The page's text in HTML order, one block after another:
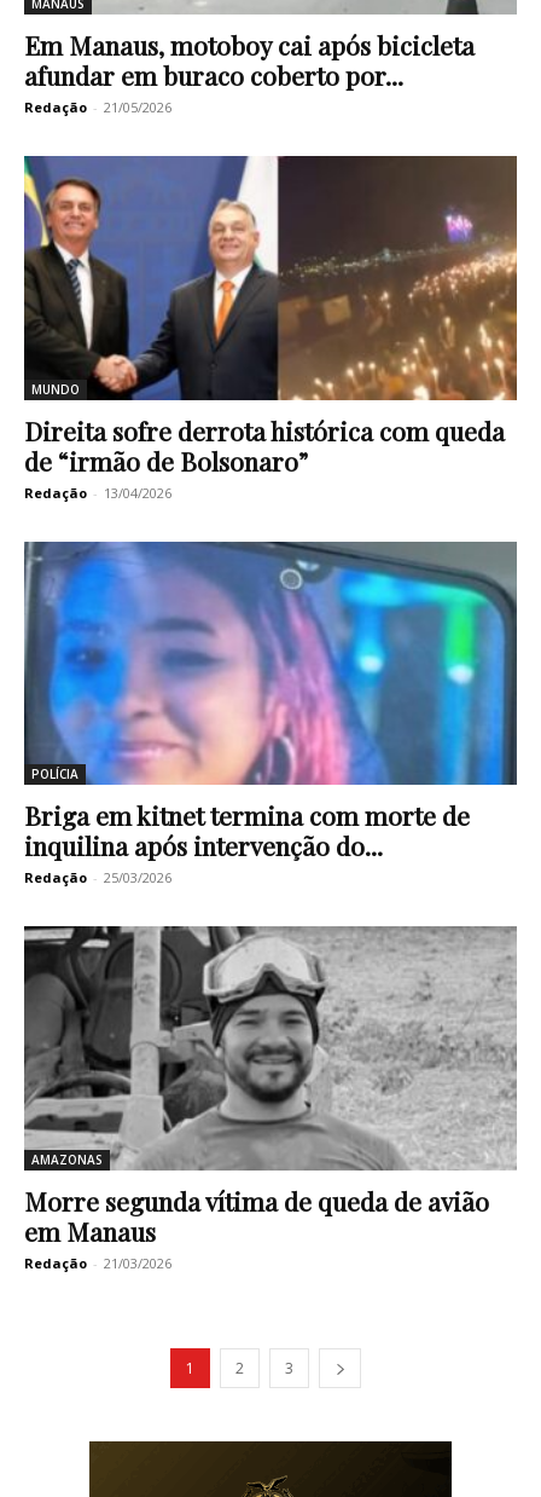
MANAUS
Em Manaus, motoboy cai após bicicleta
afundar em buraco coberto por...
Redação - 21/05/2026
MUNDO
Direita sofre derrota histórica com queda
de “irmão de Bolsonaro”
Redação - 13/04/2026
POLÍCIA
Briga em kitnet termina com morte de
inquilina após intervenção do...
Redação - 25/03/2026
AMAZONAS
Morre segunda vítima de queda de avião
em Manaus
Redação - 21/03/2026
1 2 3